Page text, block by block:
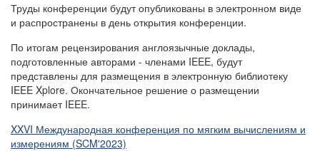
Труды конференции будут опубликованы в электронном виде
и распространены в день открытия конференции.
По итогам рецензирования англоязычные доклады,
подготовленные авторами - членами IEEE, будут
представлены для размещения в электронную библиотеку
IEEE Xplore. Окончательное решение о размещении
принимает IEEE.
XXVI Международная конференция по мягким вычислениям и
измерениям (SCM'2023)